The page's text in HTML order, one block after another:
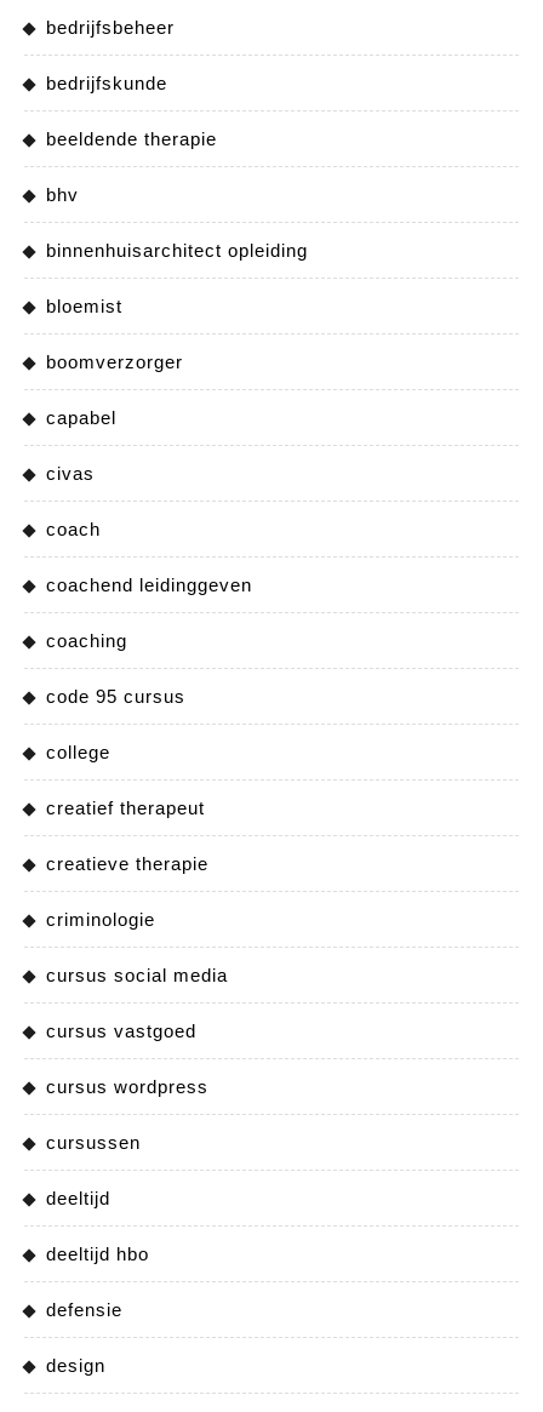
bedrijfsbeheer
bedrijfskunde
beeldende therapie
bhv
binnenhuisarchitect opleiding
bloemist
boomverzorger
capabel
civas
coach
coachend leidinggeven
coaching
code 95 cursus
college
creatief therapeut
creatieve therapie
criminologie
cursus social media
cursus vastgoed
cursus wordpress
cursussen
deeltijd
deeltijd hbo
defensie
design